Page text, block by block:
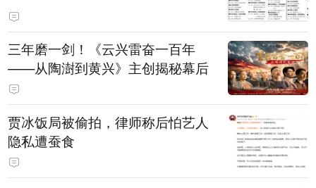
三年磨一剑！《云兴雷奋一百年
——从陶澍到黄兴》主创揭秘幕后
贾冰饭局被偷拍，律师称后怕艺人
隐私遭蚕食